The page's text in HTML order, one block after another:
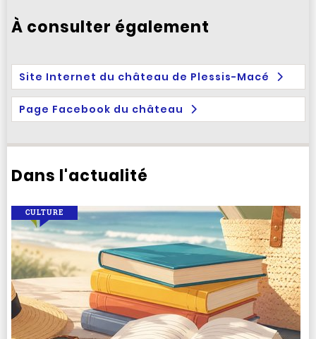
À consulter également
Site Internet du château de Plessis-Macé
Page Facebook du château
Dans l'actualité
CULTURE